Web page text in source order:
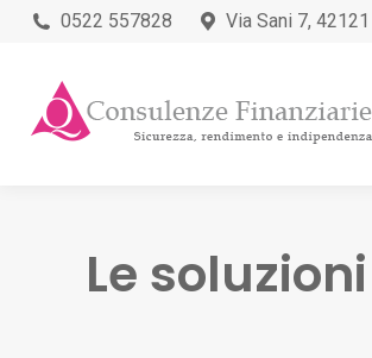
0522 557828 Via Sani 7,
Le